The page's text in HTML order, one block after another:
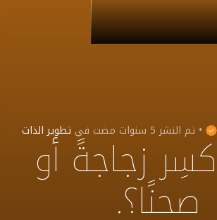
• تم النشر5 سنوات مضت فيتطوير الذات
زجاجةً أو
صحنًا؟.